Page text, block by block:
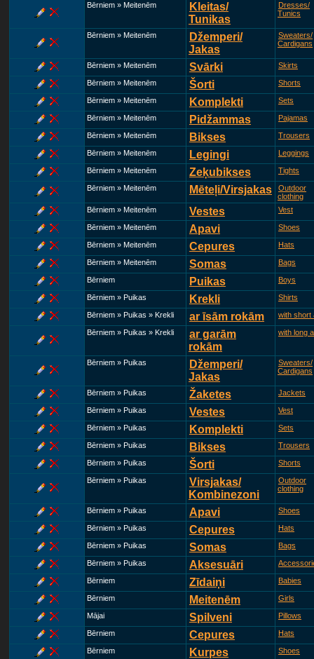
Bērniem » Meitenēm
Kleitas/
Tunikas
Dresses/
Tunics
Bērniem » Meitenēm
Džemperi/
Jakas
Sweaters/
Cardigans
Bērniem » Meitenēm Svārki Skirts
Bērniem » Meitenēm Šorti Shorts
Bērniem » Meitenēm Komplekti Sets
Bērniem » Meitenēm Pidžammas Pajamas
Bērniem » Meitenēm Bikses Trousers
Bērniem » Meitenēm Legingi Leggings
Bērniem » Meitenēm Zeķubikses Tights
Bērniem » Meitenēm Mēteļi/Virsjakas
Outdoor
clothing
Bērniem » Meitenēm
Vestes Vest
Bērniem » Meitenēm Apavi Shoes
Bērniem » Meitenēm Cepures Hats
Bērniem » Meitenēm Somas Bags
Bērniem Puikas Boys
Bērniem » Puikas Krekli Shirts
Bērniem » Puikas » Krekli ar īsām rokām with short
Bērniem » Puikas » Krekli
ar garām
rokām
with long
Bērniem » Puikas
Džemperi/
Jakas
Sweaters/
Cardigans
Bērniem » Puikas Žaketes Jackets
Bērniem » Puikas Vestes Vest
Bērniem » Puikas Komplekti Sets
Bērniem » Puikas Bikses Trousers
Bērniem » Puikas Šorti Shorts
Bērniem » Puikas
Virsjakas/
Kombinezoni
Outdoor
clothing
Bērniem » Puikas Apavi Shoes
Bērniem » Puikas Cepures Hats
Bērniem » Puikas Somas Bags
Bērniem » Puikas Aksesuāri
Bērniem Zīdaiņi Babies
Bērniem Meitenēm Girls
Mājai Spilveni Pillows
Bērniem Cepures Hats
Bērniem Kurpes Shoes